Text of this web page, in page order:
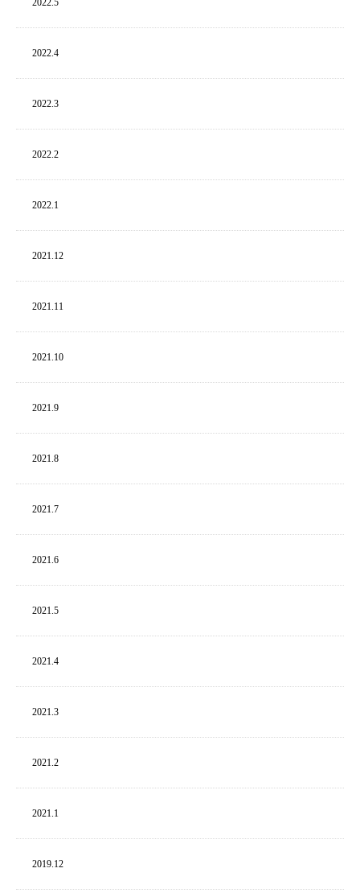
2022. 4
2022. 3
2022. 2
2022. 1
2021. 12
2021. 11
2021. 10
2021. 9
2021. 8
2021. 7
2021. 6
2021. 5
2021. 4
2021. 3
2021. 2
2021. 1
2019. 12